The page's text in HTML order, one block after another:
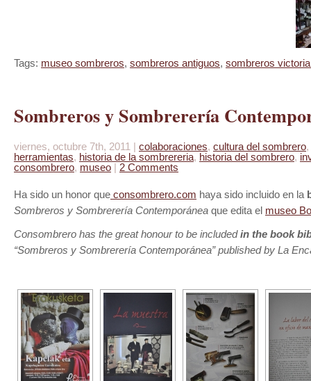
Tags: museo sombreros, sombreros antiguos, sombreros
Sombreros y Sombrerería
viernes, octubre 7th, 2011 | colaboraciones, cultura del sombrero,
herramientas, historia de la sombrereria, historia del sombrero,
consombrero, museo | 2 Comments
Ha sido un honor que consombrero.com haya sido incluido en la
Sombreros y Sombrerería Contemporánea que edita el museo
Consombrero has the great honour to be includedin the book
“Sombreros y Sombrerería Contemporánea” published by La